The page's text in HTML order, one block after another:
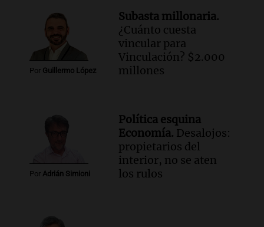
Por Guillermo López
Subasta millonaria.
¿Cuánto cuesta
vincular para
Vinculación? $2.000
millones
Por Adrián Simioni
Política esquina
Economía. Desalojos:
propietarios del
interior, no se aten
los rulos